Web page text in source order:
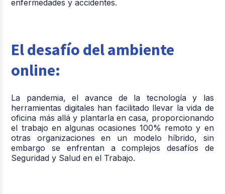
enfermedades y accidentes.
El desafío del ambiente
online:
La pandemia, el avance de la tecnología y las
herramientas digitales han facilitado llevar la vida de
oficina más allá y plantarla en casa, proporcionando
el trabajo en algunas ocasiones 100% remoto y en
otras organizaciones en un modelo híbrido, sin
embargo se enfrentan a complejos desafíos de
Seguridad y Salud en el Trabajo.